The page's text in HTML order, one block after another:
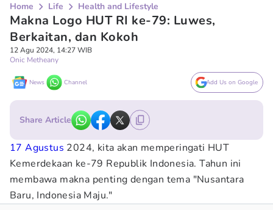
Home Life Health and Lifestyle
Makna Logo HUT RI ke-79: Luwes,
Berkaitan, dan Kokoh
12 Agu 2024, 14:27 WIB
Onic Metheany
News Channel Add Us on Google
Share Article
17 Agustus 2024, kita akan memperingati HUT
Kemerdekaan ke-79 Republik Indonesia. Tahun ini
membawa makna penting dengan tema "Nusantara
Baru, Indonesia Maju."